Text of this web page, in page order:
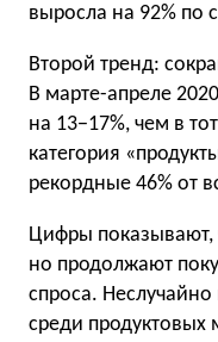
выросла на 92%
Второй тренд:
В марте-апреле
на 13−17%, чем в
категория
рекордные 46% от
Цифры показывают,
но продолжают
спроса.
среди продуктовых